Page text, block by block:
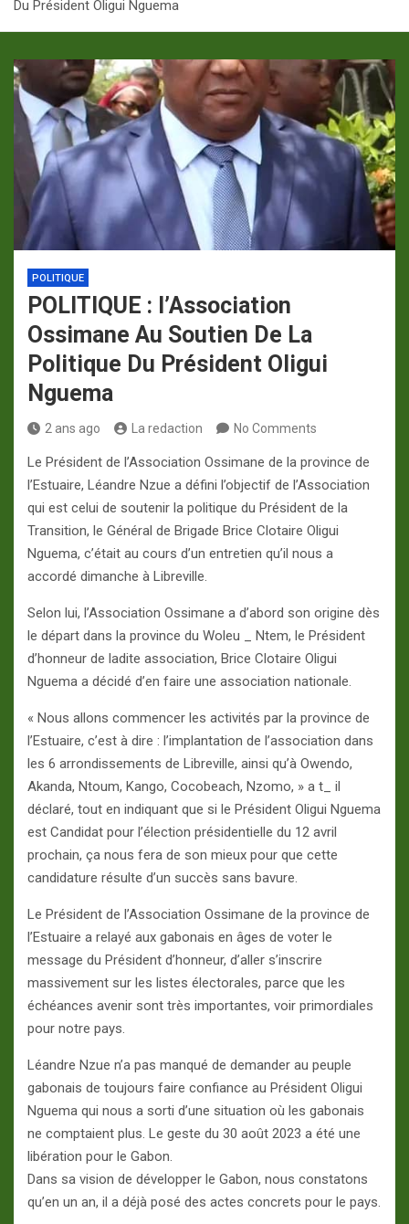
Du Président Oligui Nguema
POLITIQUE
POLITIQUE : l’Association
Ossimane Au Soutien De La
Politique Du Président Oligui
Nguema
2 ans ago La redaction No Comments
Le Président de l’Association Ossimane de la province de
l’Estuaire, Léandre Nzue a défini l’objectif de l’Association
qui est celui de soutenir la politique du Président de la
Transition, le Général de Brigade Brice Clotaire Oligui
Nguema, c’était au cours d’un entretien qu’il nous a
accordé dimanche à Libreville.
Selon lui, l’Association Ossimane a d’abord son origine dès
le départ dans la province du Woleu _ Ntem, le Président
d’honneur de ladite association, Brice Clotaire Oligui
Nguema a décidé d’en faire une association nationale.
« Nous allons commencer les activités par la province de
l’Estuaire, c’est à dire : l’implantation de l’association dans
les 6 arrondissements de Libreville, ainsi qu’à Owendo,
Akanda, Ntoum, Kango, Cocobeach, Nzomo, » a t_ il
déclaré, tout en indiquant que si le Président Oligui Nguema
est Candidat pour l’élection présidentielle du 12 avril
prochain, ça nous fera de son mieux pour que cette
candidature résulte d’un succès sans bavure.
Le Président de l’Association Ossimane de la province de
l’Estuaire a relayé aux gabonais en âges de voter le
message du Président d’honneur, d’aller s’inscrire
massivement sur les listes électorales, parce que les
échéances avenir sont très importantes, voir primordiales
pour notre pays.
Léandre Nzue n’a pas manqué de demander au peuple
gabonais de toujours faire confiance au Président Oligui
Nguema qui nous a sorti d’une situation où les gabonais
ne comptaient plus. Le geste du 30 août 2023 a été une
libération pour le Gabon.
Dans sa vision de développer le Gabon, nous constatons
qu’en un an, il a déjà posé des actes concrets pour le pays.
p